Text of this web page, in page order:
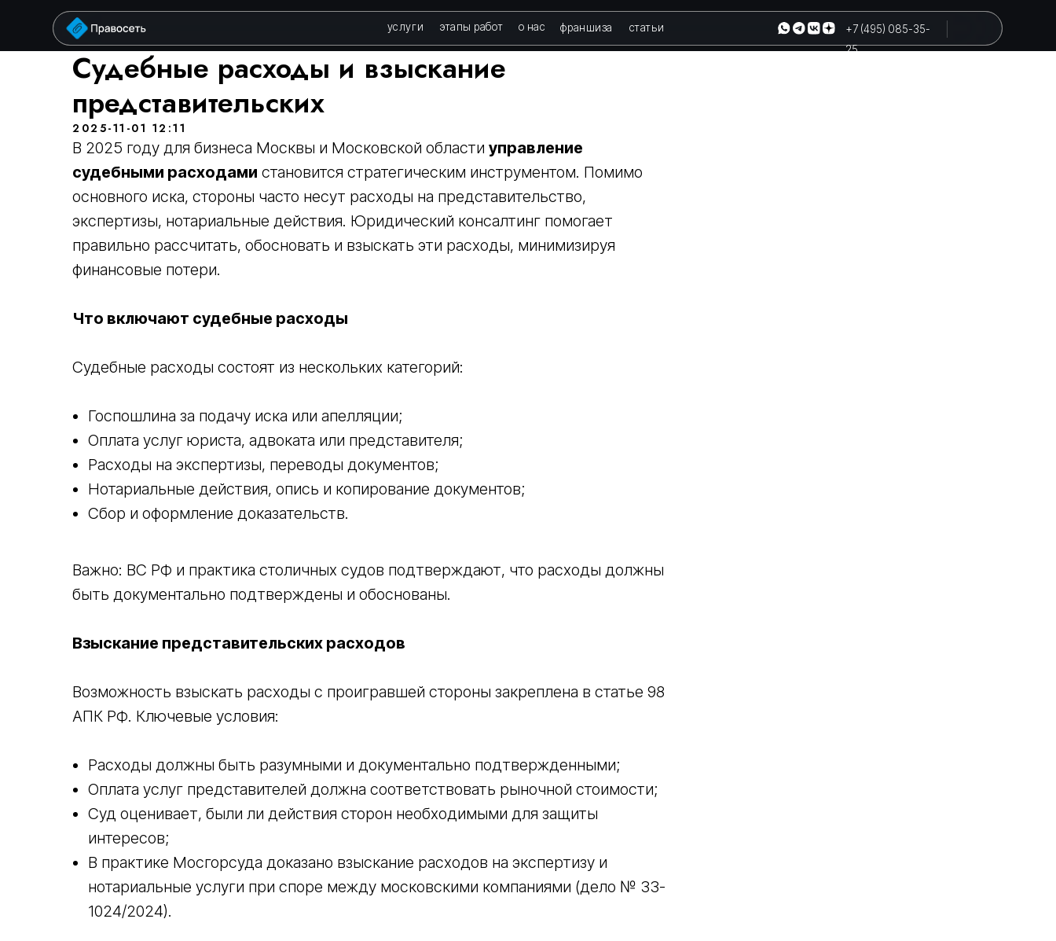
+7 (495) 085-35-
25
этапы работ о нас статьи
франшиза
Судебные расходы и взыскание
представительских
2025-11-01 12:11
В 2025 году для бизнеса Москвы и Московской области управление
судебными расходами становится стратегическим инструментом. Помимо
основного иска, стороны часто несут расходы на представительство,
экспертизы, нотариальные действия. Юридический консалтинг помогает
правильно рассчитать, обосновать и взыскать эти расходы, минимизируя
финансовые потери.
Что включают судебные расходы
Судебные расходы состоят из нескольких категорий:
Госпошлина за подачу иска или апелляции;
Оплата услуг юриста, адвоката или представителя;
Расходы на экспертизы, переводы документов;
Нотариальные действия, опись и копирование документов;
Сбор и оформление доказательств.
Важно: ВС РФ и практика столичных судов подтверждают, что расходы должны
быть документально подтверждены и обоснованы.
Взыскание представительских расходов
Возможность взыскать расходы с проигравшей стороны закреплена в статье 98
АПК РФ. Ключевые условия:
Расходы должны быть разумными и документально подтвержденными;
Оплата услуг представителей должна соответствовать рыночной стоимости;
Суд оценивает, были ли действия сторон необходимыми для защиты
интересов;
В практике Мосгорсуда доказано взыскание расходов на экспертизу и
нотариальные услуги при споре между московскими компаниями (дело № 33-
1024/2024).